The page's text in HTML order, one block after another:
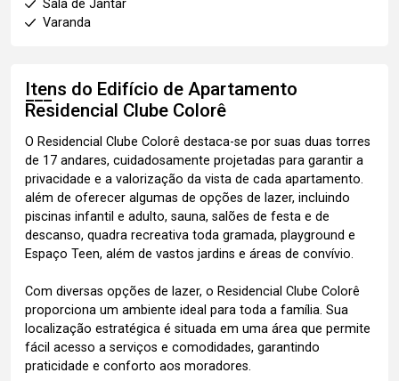
Sala de Jantar
Varanda
Itens do Edifício de Apartamento
Residencial Clube Colorê
O Residencial Clube Colorê destaca-se por suas duas torres
de 17 andares, cuidadosamente projetadas para garantir a
privacidade e a valorização da vista de cada apartamento.
além de oferecer algumas de opções de lazer, incluindo
piscinas infantil e adulto, sauna, salões de festa e de
descanso, quadra recreativa toda gramada, playground e
Espaço Teen, além de vastos jardins e áreas de convívio.
Com diversas opções de lazer, o Residencial Clube Colorê
proporciona um ambiente ideal para toda a família. Sua
localização estratégica é situada em uma área que permite
fácil acesso a serviços e comodidades, garantindo
praticidade e conforto aos moradores.